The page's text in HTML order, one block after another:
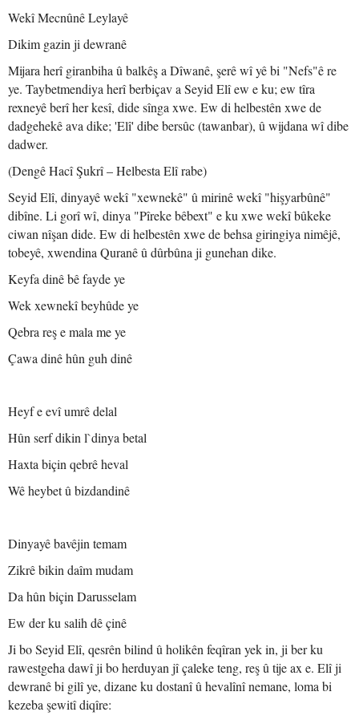
Wekî Mecnûnê Leylayê
Dikim gazin ji dewranê
Mijara herî giranbiha û balkêş a Dîwanê, şerê wî yê bi "Nefs"ê re
ye. Taybetmendiya herî berbiçav a Seyid Elî ew e ku; ew tîra
rexneyê berî her kesî, dide sînga xwe. Ew di helbestên xwe de
dadgehekê ava dike; 'Elî' dibe bersûc (tawanbar), û wijdana wî dibe
dadwer.
(Dengê Hacî Şukrî – Helbesta Elî rabe)
Seyid Elî, dinyayê wekî "xewnekê" û mirinê wekî "hişyarbûnê"
dibîne. Li gorî wî, dinya "Pîreke bêbext" e ku xwe wekî bûkeke
ciwan nîşan dide. Ew di helbestên xwe de behsa giringiya nimêjê,
tobeyê, xwendina Quranê û dûrbûna ji gunehan dike.
Keyfa dinê bê fayde ye
Wek xewnekî beyhûde ye
Qebra reş e mala me ye
Çawa dinê hûn guh dinê
Heyf e evî umrê delal
Hûn serf dikin l`dinya betal
Haxta biçin qebrê heval
Wê heybet û bizdandinê
Dinyayê bavêjin temam
Zikrê bikin daîm mudam
Da hûn biçin Darusselam
Ew der ku salih dê çinê
Ji bo Seyid Elî, qesrên bilind û holikên feqîran yek in, ji ber ku
rawestgeha dawî ji bo herduyan jî çaleke teng, reş û tije ax e. Elî ji
dewranê bi gilî ye, dizane ku dostanî û hevalînî nemane, loma bi
kezeba şewitî diqîre: